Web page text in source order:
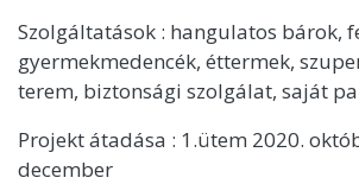
Szolgáltatások : hangulatos bárok,
gyermekmedencék, éttermek,
terem, biztonsági szolgálat, saját
Projekt átadása : 1.ütem 2020.
december